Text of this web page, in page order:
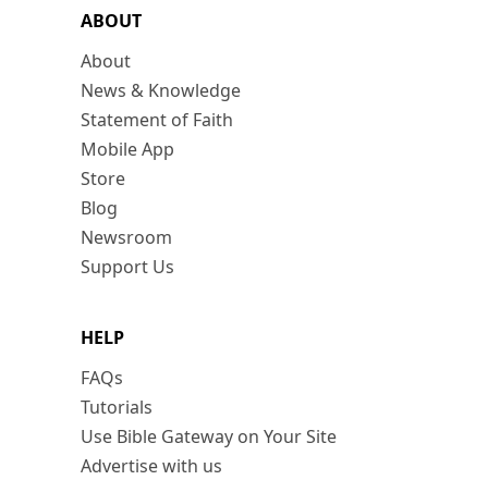
ABOUT
About
News & Knowledge
Statement of Faith
Mobile App
Store
Blog
Newsroom
Support Us
HELP
FAQs
Tutorials
Use Bible Gateway on Your Site
Advertise with us